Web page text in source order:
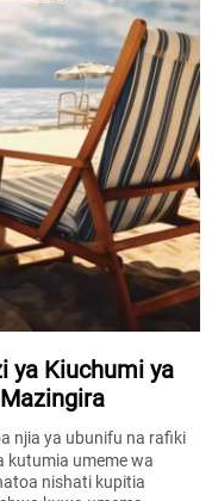
ya Kiuchumi ya
njia ya ubunifu na rafiki
kutumia umeme wa
nishati kupitia